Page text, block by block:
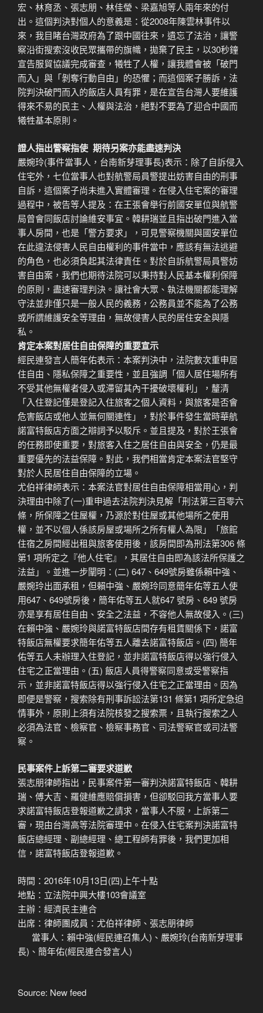
宏、林育丞、張志朋、林佳瑩、梁嘉旭等人兩年來的付
出。這個判決對個人的意義是：從2008年陳雲林事件以
來，我目睹台灣政府為了跟中國往來，遺忘了法治，讓警
察沿街搜索沒收民眾攜帶的旗幟，拋棄了民主，以30秒鐘
宣告服貿協議完成審查，犧牲了人權，讓我體會被「破門
而入」與「剝奪行動自由」的恐懼；而這個案子勝訴，法
院判決破門而入的飯店人員有罪，是在宣告台灣人要維護
得來不易的民主、人權與法治，絕對不要為了迎合中國而
犧牲基本原則。
證人指出警察指使 期待另案亦能盡速判決
嚴婉玲(事件當事人，台南新芽理事長)表示：除了自訴侵入
住宅外，七位當事人也對航警局員警提出妨害自由的刑事
自訴，這個案子尚未進入實體審理。在侵入住宅案的審理
過程中，被告等人提及：在王張會舉行前國安單位與航警
局曾會同飯店討論維安事宜。韓耕瑞並且指出破門進入當
事人房間，也是「警方要求」，可見警察機關與國安單位
在此違法侵害人民自由權利的事件當中，應該有無法逃避
的角色，也必須負起其法律責任。對於自訴航警局員警妨
害自由案，我們也期待法院可以秉持對人民基本權利保障
的原則，盡速審理判決。讓社會大眾、執法機關都能理解
守法並非僅只是一般人民的義務，公務員並不能為了公務
或所謂維護安全等理由，無故侵害人民的居住安全與隱
私。
肯定本案對居住自由保障的重要宣示
經民連發言人簡年佑表示：本案判決中，法院數次重申居
住自由、隱私保障之重要性，並且強調「個人居住場所有
不受其他無權者侵入或滯留其內干擾破壞權利」，釐清
「入住登記僅是登記入住旅客之個人資料，與旅客是否會
危害飯店或他人並無何關連性」，對於事件發生當時華航
諾富特飯店方面之辯詞予以駁斥。並且提及，對於王張會
的任務即使重要，對旅客入住之居住自由與安全，仍是最
重要優先的法益保障。對此，我們相當肯定本案法官堅守
對於人民居住自由保障的立場。
尤伯祥律師表示：本案法官對居住自由保障相當用心，判
決理由中除了(一)重申過去法院判決見解「刑法第三百零六
條，所保障之住屋權，乃源於對住屋或其他場所之使用
權，並不以個人係該房屋或場所之所有權人為限」「旅館
住宿之房間經出租與旅客使用後，該房間即為刑法第306 條
第1 項所定之『他人住宅』，其居住自由即為該法所保護之
法益」。並進一步闡明：(二) 647、649號房雖係賴中強、
嚴婉玲出面承租，但賴中強、嚴婉玲同意簡年佑等五人使
用647、649號房後，簡年佑等五人就647 號房、649 號房
亦是享有居住自由、安全之法益，不容他人無故侵入。(三)
在賴中強、嚴婉玲與諾富特飯店間存有租賃關係下，諾富
特飯店無權要求簡年佑等五人離去諾富特飯店。(四) 簡年
佑等五人未辦理入住登記，並非諾富特飯店得以強行侵入
住宅之正當理由。(五) 飯店人員得警察同意或受警察指
示，並非諾富特飯店得以強行侵入住宅之正當理由。因為
即便是警察，搜索除有刑事訴訟法第131 條第1 項所定急迫
情事外，原則上須有法院核發之搜索票，且執行搜索之人
必須為法官、檢察官、檢察事務官、司法警察官或司法警
察。
民事案件上訴第二審要求道歉
張志朋律師指出，民事案件第一審判決諾富特飯店、韓耕
瑞、傅大吉、羅健維應賠償損害，但卻駁回我方當事人要
求諾富特飯店登報道歉之請求，當事人不服，上訴第二
審，現由台灣高等法院審理中。在侵入住宅案判決諾富特
飯店總經理、副總經理、總工程師有罪後，我們更加相
信，諾富特飯店登報道歉。
時間：2016年10月13日(四)上午十點
地點：立法院中興大樓103會議室
主辦：經濟民主連合
出席：律師團成員：尤伯祥律師、張志朋律師
當事人：賴中強(經民連召集人)、嚴婉玲(台南新芽理事
長)、簡年佑(經民連合發言人)
Source: New feed